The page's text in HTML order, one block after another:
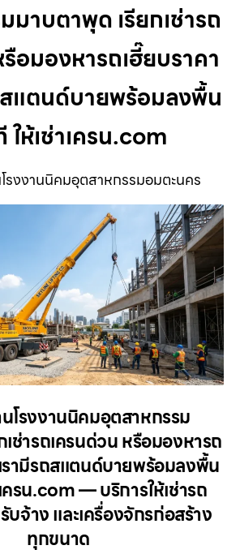
มาบตาพุด เรียกเช่ารถ
อมองหารถเฮี๊ยบราคา
สแตนด์บายพร้อมลงพื้น
ห้เช่าเครน.com
รงงานนิคมอุตสาหกรรมอมตะนคร
โรงงานนิคมอุตสาหกรรม
ช่ารถเครนด่วน หรือมองหารถ
รามีรถสแตนด์บายพร้อมลงพื้น
ครน.com — บริการให้เช่ารถ
บจ้าง และเครื่องจักรก่อสร้าง
ทุกขนาด